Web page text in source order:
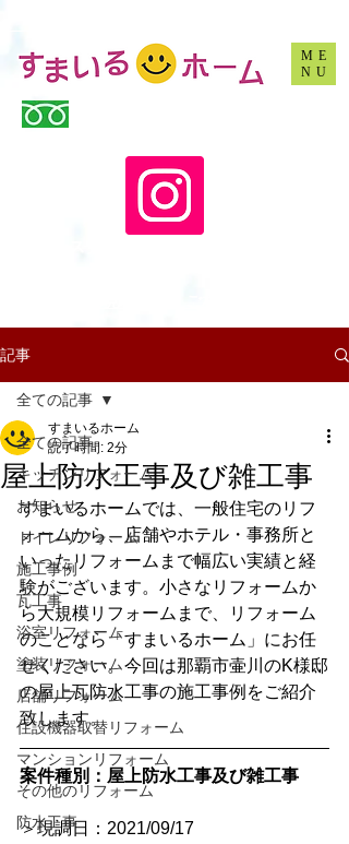
ME
NU
記事
全ての記事
キッチンリフォーム
お知らせ
トイレリフォーム
施工事例
瓦工事
浴室リフォーム
塗装リフォーム
店舗リフォーム
住設機器取替リフォーム
マンションリフォーム
その他のリフォーム
防水工事
全ての記事
屋上防水工事及び雑工事
すまいるホーム
読了時間: 2分
すまいるホームでは、一般住宅のリフ
ォームから、店舗やホテル・事務所と
いったリフォームまで幅広い実績と経
験がございます。小さなリフォームか
ら大規模リフォームまで、リフォーム
のことなら「すまいるホーム」にお任
せください。今回は那覇市壷川のK様邸
の屋上瓦防水工事の施工事例をご紹介
致します。
案件種別：屋上防水工事及び雑工事
＞現調日：2021/09/17